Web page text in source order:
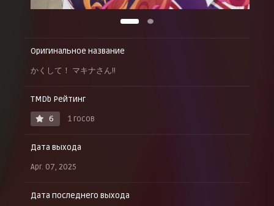
Оригинальное название
かくして！ マキナさん!!
TMDb Рейтинг
6
1 госов
Дата выхода
Apr. 07, 2025
Дата последнего выхода